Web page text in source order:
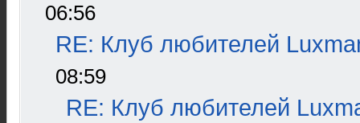
06:56
RE: Клуб любителей
08:59
RE: Клуб любителей